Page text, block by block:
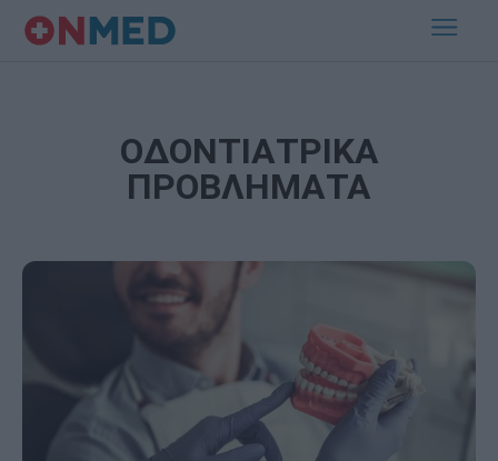
ΟΔΟΝΤΙΑΤΡΙΚΑ
ΠΡΟΒΛΗΜΑΤΑ